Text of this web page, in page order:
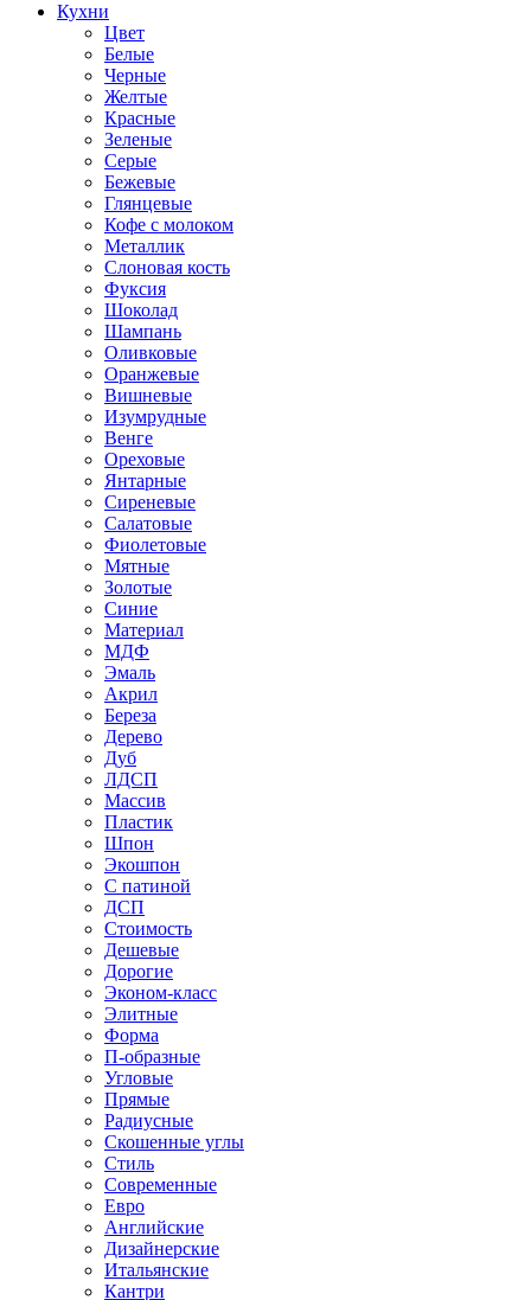
Кухни
Цвет
Белые
Черные
Желтые
Красные
Зеленые
Серые
Бежевые
Глянцевые
Кофе с молоком
Металлик
Слоновая кость
Фуксия
Шоколад
Шампань
Оливковые
Оранжевые
Вишневые
Изумрудные
Венге
Ореховые
Янтарные
Сиреневые
Салатовые
Фиолетовые
Мятные
Золотые
Синие
Материал
МДФ
Эмаль
Акрил
Береза
Дерево
Дуб
ЛДСП
Массив
Пластик
Шпон
Экошпон
С патиной
ДСП
Стоимость
Дешевые
Дорогие
Эконом-класс
Элитные
Форма
П-образные
Угловые
Прямые
Радиусные
Скошенные углы
Стиль
Современные
Евро
Английские
Дизайнерские
Итальянские
Кантри